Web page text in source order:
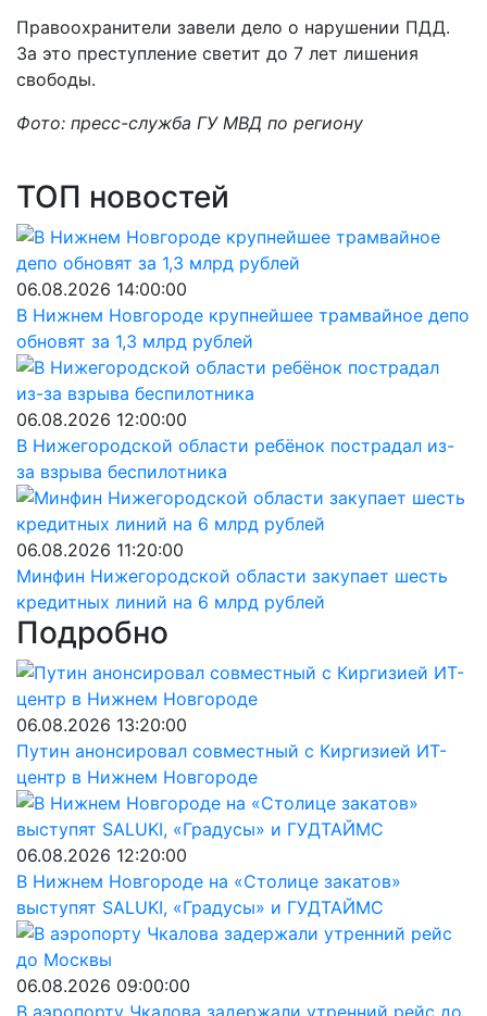
Правоохранители завели дело о нарушении ПДД.
За это преступление светит до 7 лет лишения
свободы.
Фото: пресс-служба ГУ МВД по региону
ТОП новостей
06.08.2026 14:00:00
В Нижнем Новгороде крупнейшее трамвайное депо
обновят за 1,3 млрд рублей
06.08.2026 12:00:00
В Нижегородской области ребёнок пострадал из-
за взрыва беспилотника
06.08.2026 11:20:00
Минфин Нижегородской области закупает шесть
кредитных линий на 6 млрд рублей
Подробно
06.08.2026 13:20:00
Путин анонсировал совместный с Киргизией ИТ-
центр в Нижнем Новгороде
06.08.2026 12:20:00
В Нижнем Новгороде на «Столице закатов»
выступят SALUKI, «Градусы» и ГУДТАЙМС
06.08.2026 09:00:00
В аэропорту Чкалова задержали утренний рейс до